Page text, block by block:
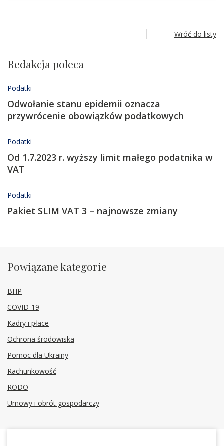
Wróć do listy
Redakcja poleca
Podatki
Odwołanie stanu epidemii oznacza
przywrócenie obowiązków podatkowych
Podatki
Od 1.7.2023 r. wyższy limit małego podatnika w
VAT
Podatki
Pakiet SLIM VAT 3 – najnowsze zmiany
Powiązane kategorie
BHP
COVID-19
Kadry i płace
Ochrona środowiska
Pomoc dla Ukrainy
Rachunkowość
RODO
Umowy i obrót gospodarczy